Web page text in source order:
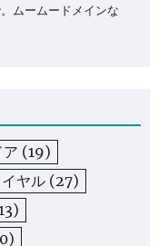
ムームードメインな
(19)
ヤル (27)